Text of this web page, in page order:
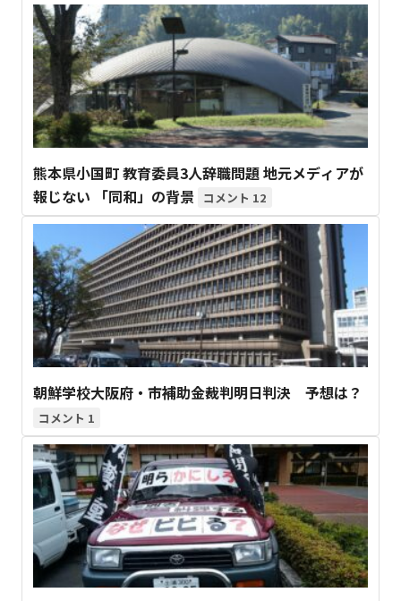
熊本県小国町 教育委員3人辞職問題 地元メディアが
報じない 「同和」の背景
12
朝鮮学校大阪府・市補助金裁判明日判決 予想は？
1